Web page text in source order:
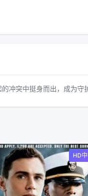
冲突中挺身而出，成为
HD